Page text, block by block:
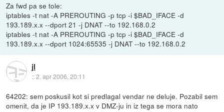
Za fwd pa se tole:
iptables -t nat -A PREROUTING -p tcp -i $BAD_IFACE -d
193.189.x.x --dport 21 -j DNAT --to 192.168.0.2
iptables -t nat -A PREROUTING -p tcp -i $BAD_IFACE -d
193.189.x.x --dport 1024:65535 -j DNAT --to 192.168.0.2
jl
::2. apr 2006, 20:11
64202: sem poskusil kot si predlagal vendar ne deluje. Pozabil sem
omenit, da je IP 193.189.x.x v DMZ-ju in iz tega se mora nato